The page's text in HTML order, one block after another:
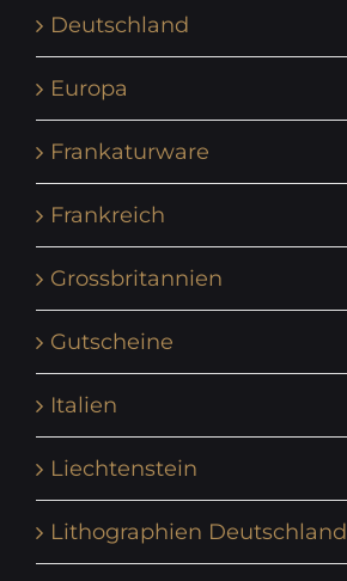
Deutschland
Europa
Frankaturware
Frankreich
Grossbritannien
Gutscheine
Italien
Liechtenstein
Lithographien Deutschland